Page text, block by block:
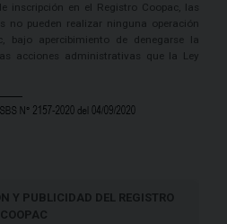
inscripción en el Registro Coopac, las
no pueden realizar ninguna operación
bajo apercibimiento de denegarse la
acciones administrativas que la Ley
Y PUBLICIDAD DEL REGISTRO
COOPAC